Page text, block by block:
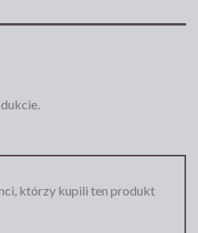
którzy kupili ten produkt